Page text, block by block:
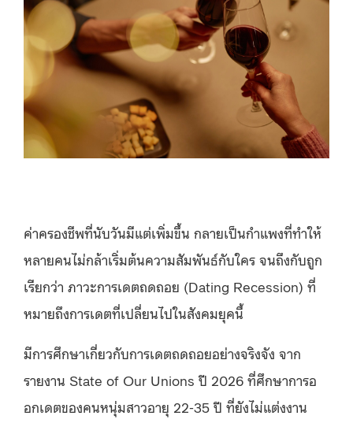
ค่าครองชีพที่นับวันมีแต่เพิ่มขึ้น กลายเป็นกำแพงที่ทำให้
หลายคนไม่กล้าเริ่มต้นความสัมพันธ์กับใคร จนถึงกับถูก
เรียกว่า ภาวะการเดตถดถอย (Dating Recession) ที่
หมายถึงการเดตที่เปลี่ยนไปในสังคมยุคนี้
มีการศึกษาเกี่ยวกับการเดตถดถอยอย่างจริงจัง จาก
รายงาน State of Our Unions ปี 2026 ที่ศึกษาการอ
อกเดตของคนหนุ่มสาวอายุ 22-35 ปี ที่ยังไม่แต่งงาน